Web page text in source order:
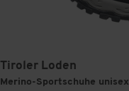
Tiroler Loden
Merino-Sportschuhe unisex